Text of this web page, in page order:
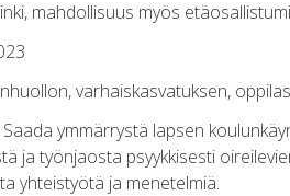
mahdollisuus myös
varhaiskasvatuksen,
ymmärrystä lapsen
ja työnjaosta psyykkisesti
yhteistyötä ja menetelmiä.